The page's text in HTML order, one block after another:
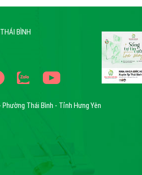
BÌNH
Phường Thái Bình - Tỉnh Hưng Yên